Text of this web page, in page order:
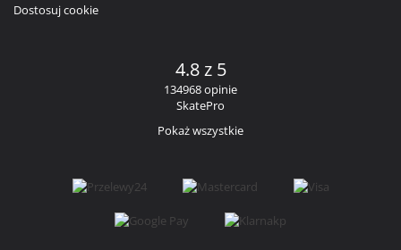
Dostosuj cookie
4.8 z 5
134968 opinie
SkatePro
Pokaż wszystkie